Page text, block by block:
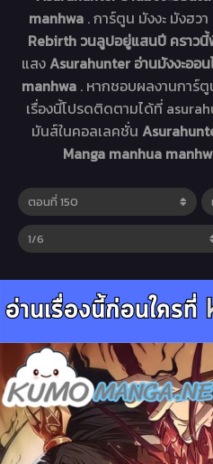
manhwa . การ์ตูน มังงะ มังฮว
Rebirth วนลูปอยู่แสนปี คราว
แสงAsurahunter อ่านมังงะออ
manhwa . หากชอบผลงานการ์
เรื่องนี้โปรดติดตามได้ที่
มันส์ในคอลเลคชั่น
Manga manhua